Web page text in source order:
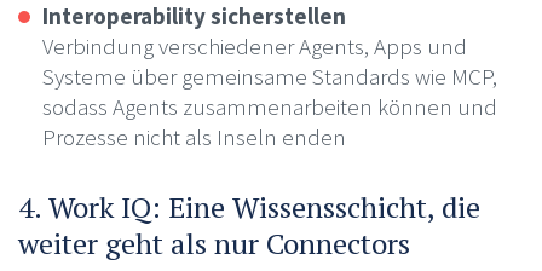
Interoperability sicherstellen
Verbindung verschiedener Agents, Apps und
Systeme über gemeinsame Standards wie MCP,
sodass Agents zusammenarbeiten können und
Prozesse nicht als Inseln enden
4. Work IQ: Eine Wissensschicht, die
weiter geht als nur Connectors